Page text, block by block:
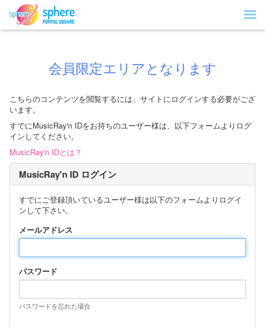
会員限定エリアとなります
こちらのコンテンツを閲覧するには、サイトにログインする必要がござ
います。
すでにMusicRay'n IDをお持ちのユーザー様は、以下フォームよりログ
インしてください。
MusicRay'n IDとは？
MusicRay'n ID ログイン
すでにご登録頂いているユーザー様は以下のフォームよりログイ
ンして下さい。
メールアドレス
パスワード
パスワードを忘れた場合